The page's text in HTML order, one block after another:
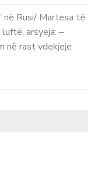
në Rusi/ Martesa të
arsyeja: –
në rast vdekjeje